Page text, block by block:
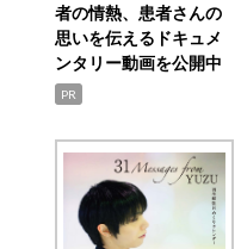
者の情熱、患者さんの
思いを伝えるドキュメ
ンタリー動画を公開中
PR